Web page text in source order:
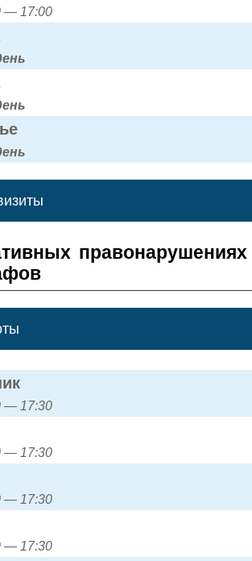
— 17:00
— 17:30
— 17:30
— 17:30
— 17:30